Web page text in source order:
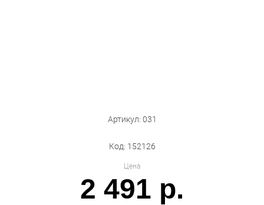
Артикул: 031
Код: 152126
Цена
2 491 р.